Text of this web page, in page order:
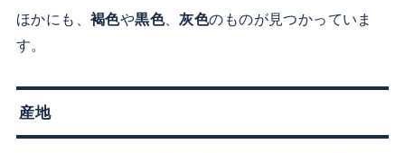
ほかにも、 褐色や黒色、 灰色のものが見つかっていま
す。
産地